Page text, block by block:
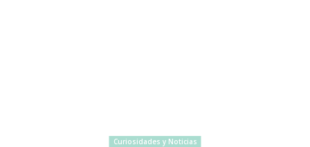
Curiosidades y Noticias